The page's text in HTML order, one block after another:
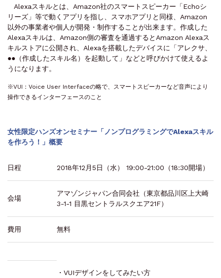
Alexaスキルとは、Amazon社のスマートスピーカー「Echoシ
リーズ」等で動くアプリを指し、スマホアプリと同様、Amazon
以外の事業者や個人が開発・制作することが出来ます。作成した
Alexaスキルは、Amazon側の審査を通過するとAmazon Alexaス
キルストアに公開され、Alexaを搭載したデバイスに「アレクサ、
●●（作成したスキル名）を起動して」などと呼びかけて使えるよ
うになります。
※VUI：Voice User Interfaceの略で、スマートスピーカーなど音声により
操作できるインターフェースのこと
女性限定ハンズオンセミナー「ノンプログラミングでAlexaスキル
を作ろう！」概要
日程 2018年12月5日（水） 19:00-21:00（18:30開場）
会場
アマゾンジャパン合同会社（東京都品川区上大崎
3-1-1 目黒セントラルスクエア21F）
費用 無料
・VUIデザインをしてみたい方